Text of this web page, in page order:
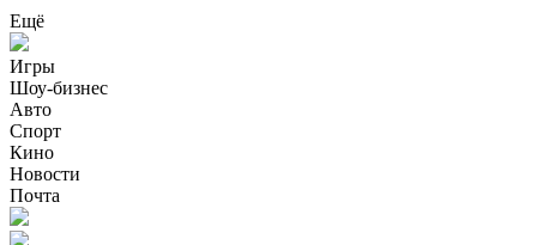
Ещё
Игры
Шоу-бизнес
Авто
Спорт
Кино
Новости
Почта